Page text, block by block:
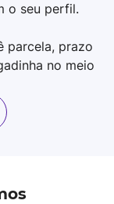
o seu perfil.
parcela, prazo
no meio